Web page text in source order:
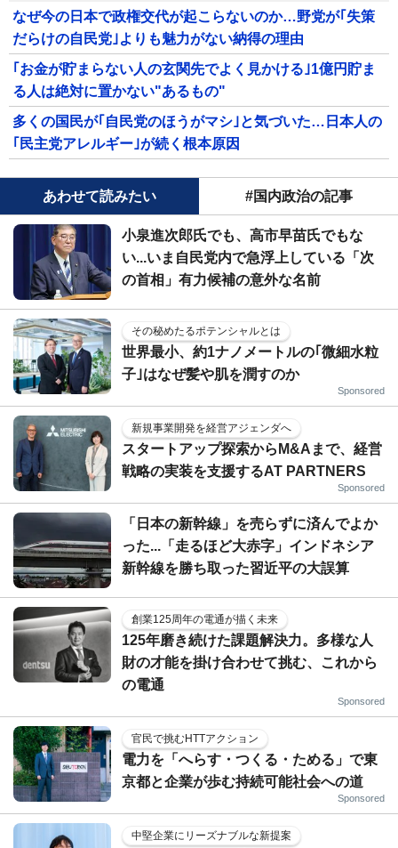
なぜ今の日本で政権交代が起こらないのか…野党が｢失策
だらけの自民党｣よりも魅力がない納得の理由
｢お金が貯まらない人の玄関先でよく見かける｣1億円貯ま
る人は絶対に置かない"あるもの"
多くの国民が｢自民党のほうがマシ｣と気づいた…日本人の
｢民主党アレルギー｣が続く根本原因
あわせて読みたい #国内政治の記事
小泉進次郎氏でも、高市早苗氏でもな
い...いま自民党内で急浮上している「次
の首相」有力候補の意外な名前
その秘めたるポテンシャルとは
世界最小、約1ナノメートルの｢微細水粒
子｣はなぜ髪や肌を潤すのか
Sponsored
新規事業開発を経営アジェンダへ
スタートアップ探索からM&Aまで、経営
戦略の実装を支援するAT PARTNERS
Sponsored
「日本の新幹線」を売らずに済んでよか
った...「走るほど大赤字」インドネシア
新幹線を勝ち取った習近平の大誤算
創業125周年の電通が描く未来
125年磨き続けた課題解決力。多様な人
財の才能を掛け合わせて挑む、これから
の電通
Sponsored
官民で挑むHTTアクション
電力を「へらす・つくる・ためる」で東
京都と企業が歩む持続可能社会への道
Sponsored
中堅企業にリーズナブルな新提案